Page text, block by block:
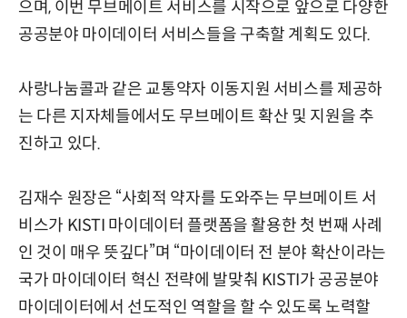
으며, 이번 무브메이트 서비스를 시작으로 앞으로 다양한
공공분야 마이데이터 서비스들을 구축할 계획도 있다.
사랑나눔콜과 같은 교통약자 이동지원 서비스를 제공하
는 다른 지자체들에서도 무브메이트 확산 및 지원을 추
진하고 있다.
김재수 원장은 “사회적 약자를 도와주는 무브메이트 서
비스가 KISTI 마이데이터 플랫폼을 활용한 첫 번째 사례
인 것이 매우 뜻깊다”며 “마이데이터 전 분야 확산이라는
국가 마이데이터 혁신 전략에 발맞춰 KISTI가 공공분야
마이데이터에서 선도적인 역할을 할 수 있도록 노력할